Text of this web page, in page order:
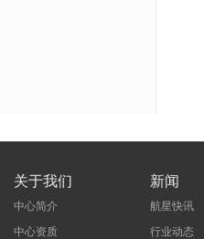
关于我们
中心简介
中心资质
新闻
航星快讯
行业动态